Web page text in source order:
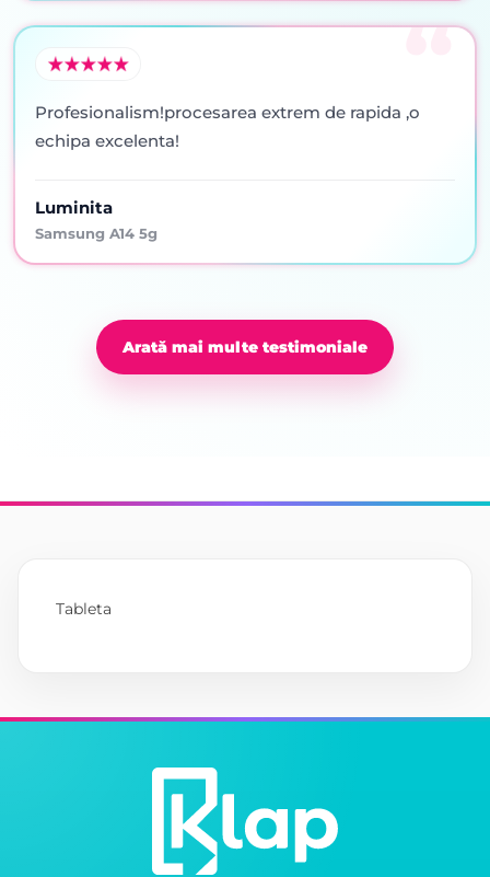
Profesionalism!procesarea extrem de rapida ,o
echipa excelenta!
Luminita
Samsung A14 5g
Arată mai multe testimoniale
Tableta